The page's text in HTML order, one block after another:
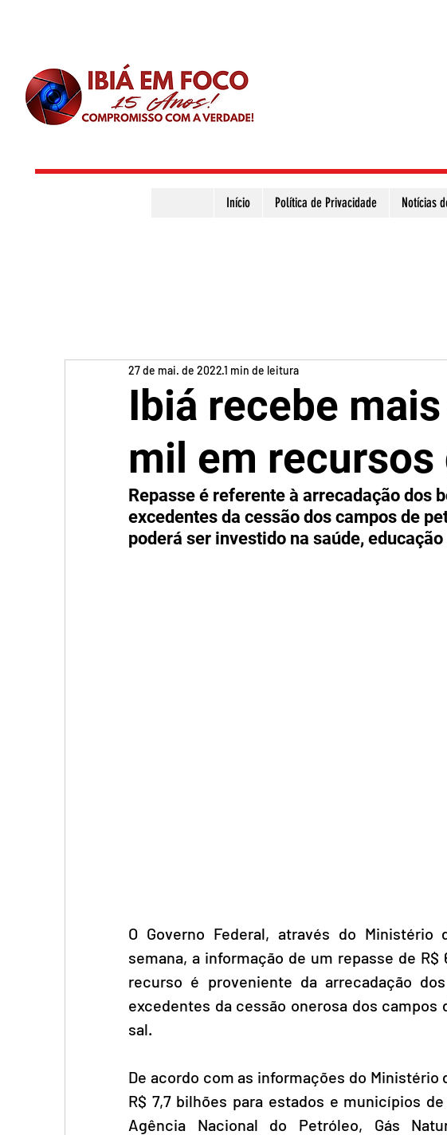
Início Política de Privacidade Notícias
Ibiá recebe
mil em recursos
27 de mai. de 20221 min de leitura
Repasse é referente à arrecadação dos
excedentes da cessão dos campos de
poderá ser investido na saúde,
O Governo Federal, através do
semana, a informação de um repasse de R$
recurso é proveniente da arrecadação
excedentes da cessão onerosa dos
sal.
De acordo com as informações do
R$ 7,7 bilhões para estados e municípios
Agência Nacional do Petróleo, Gás